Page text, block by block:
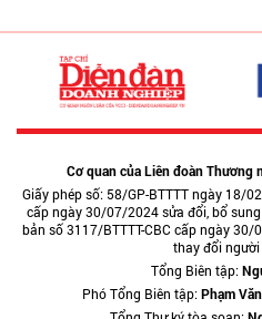
Cơ quan của Liên đoàn Thương
Giấy phép số: 58/GP-BTTTT ngày 18/
cấp ngày 30/07/2024 sửa đổi, bổ
bản số 3117/BTTTT-CBC cấp ngày
thay đổi
Tổng Biên tập:
Phó Tổng Biên tập:Phạm